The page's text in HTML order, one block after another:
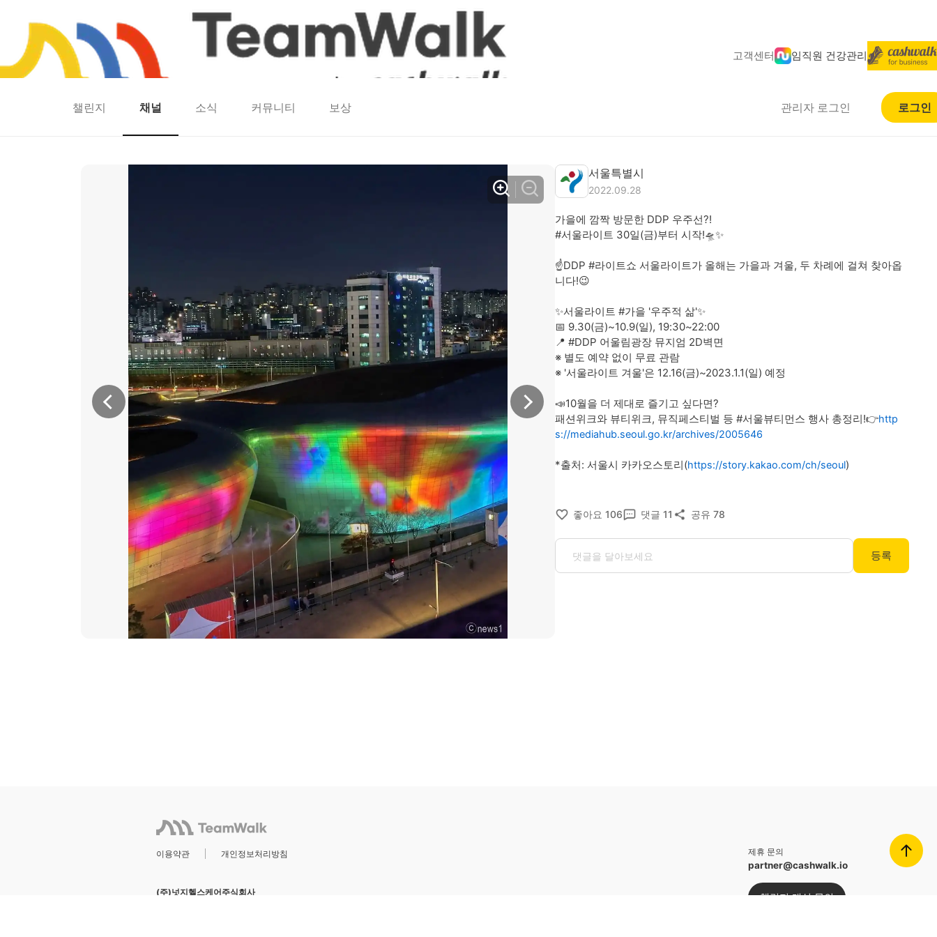
고객센터 임직원 건강관리
런마일 모두의챌린지 캐시로또 캐시딜
챌린지 채널 소식 커뮤니티 보상 관리자 로그인 로그인
서울특별시
2022.09.28
가을에 깜짝 방문한 DDP 우주선?!
#서울라이트 30일(금)부터 시작!🛸✨
☝️DDP #라이트쇼 서울라이트가 올해는 가을과 겨울, 두 차례에 걸쳐 찾아옵
니다!😉
✨서울라이트 #가을 '우주적 삶'✨
📅 9.30(금)~10.9(일), 19:30~22:00
📍 #DDP 어울림광장 뮤지엄 2D벽면
※ 별도 예약 없이 무료 관람
※ '서울라이트 겨울'은 12.16(금)~2023.1.1(일) 예정
📣10월을 더 제대로 즐기고 싶다면?
패션위크와 뷰티위크, 뮤직페스티벌 등 #서울뷰티먼스 행사 총정리!👉http
s://mediahub.seoul.go.kr/archives/2005646
*출처: 서울시 카카오스토리(https://story.kakao.com/ch/seoul)
좋아요 106 댓글 11 공유 78
등록
이용약관 개인정보처리방침
(주)넛지헬스케어주식회사
제휴 문의
partner@cashwalk.io
챌린지 개설 문의